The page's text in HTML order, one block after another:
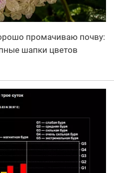
промачиваю почву:
шапки цветов